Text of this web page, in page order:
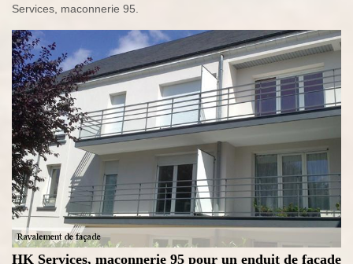
Services, maconnerie 95.
HK Services, maconnerie 95 pour un enduit de façade